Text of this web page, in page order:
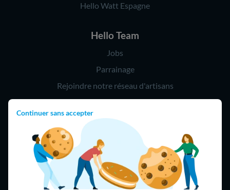
Continuer sans accepter
Hello Watt Espagne
Hello Team
Jobs
Parrainage
Rejoindre notre réseau d'artisans
Hello !
09 75 18 60 60
(8h-21h)
75018 Paris